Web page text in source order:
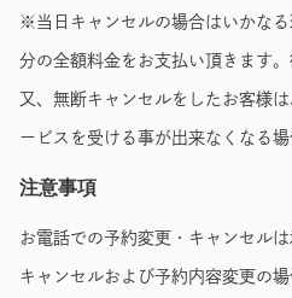
※当日キャンセルの場合はいかな
分の全額料金をお支払い頂きます
又、無断キャンセルをしたお客様
ービスを受ける事が出来なくなる場
注意事項
お電話での予約変更・キャンセルは
キャンセルおよび予約内容変更の